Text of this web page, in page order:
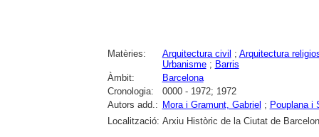
Matèries: Arquitectura civil ; Arquitectura
Urbanisme; Barris
Àmbit:
Barcelona
Cronologia:
0000 - 1972; 1972
Autors add.: Mora i Gramunt, Gabriel ; Pouplana i
Localització: Arxiu Històric de la Ciutat de